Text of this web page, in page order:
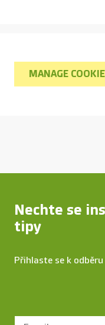
MANAGE
Nechte se
tipy
Přihlaste se k